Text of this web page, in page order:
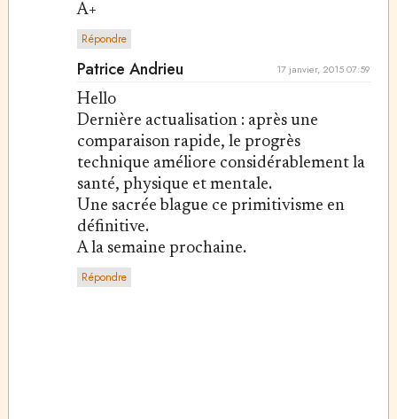
A+
Répondre
Patrice Andrieu 17 janvier, 2015 07:59
Hello
Dernière actualisation : après une
comparaison rapide, le progrès
technique améliore considérablement la
santé, physique et mentale.
Une sacrée blague ce primitivisme en
définitive.
A la semaine prochaine.
Répondre